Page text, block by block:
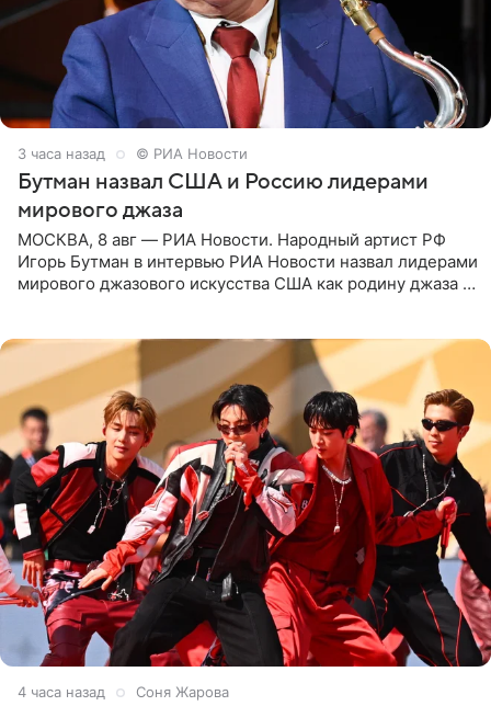
3 часа назад © РИА Новости
Бутман назвал США и Россию лидерами
мирового джаза
МОСКВА, 8 авг — РИА Новости. Народный артист РФ
Игорь Бутман в интервью РИА Новости назвал лидерами
мирового джазового искусства США как родину джаза и
4 часа назад Соня Жарова